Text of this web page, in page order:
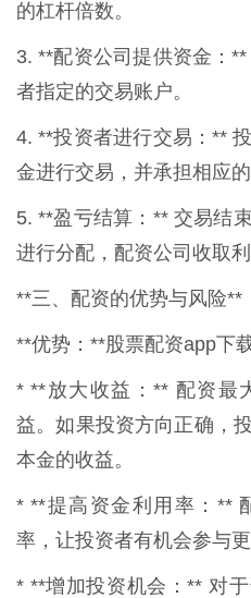
的杠杆倍数。
3. **配资公司提供资金：
者指定的交易账户。
4. **投资者进行交易：**
金进行交易，并承担相应的
5. **盈亏结算：** 交易结
进行分配，配资公司收取利
**三、配资的优势与风险**
**优势：**股票配资app下
* **放大收益：** 配资最
益。如果投资方向正确，
本金的收益。
* **提高资金利用率：**
率，让投资者有机会参与更
* **增加投资机会：** 对